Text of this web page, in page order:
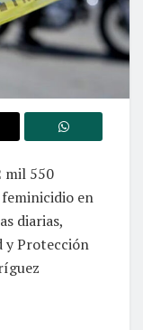
mil 550
en
diarias,
y Protección